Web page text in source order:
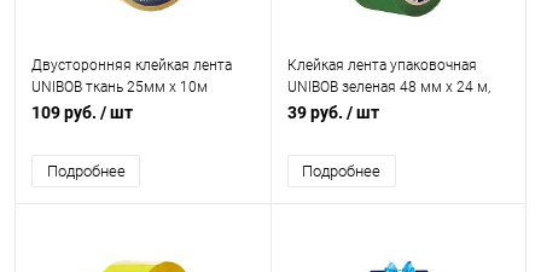
Двусторонняя клейкая лента
UNIBOB ткань 25мм х 10м
109 руб. / шт
Подробнее
Клейкая лента упаковочная
UNIBOB зеленая 48 мм х 24 м,
45 мкм
39 руб. / шт
Подробнее